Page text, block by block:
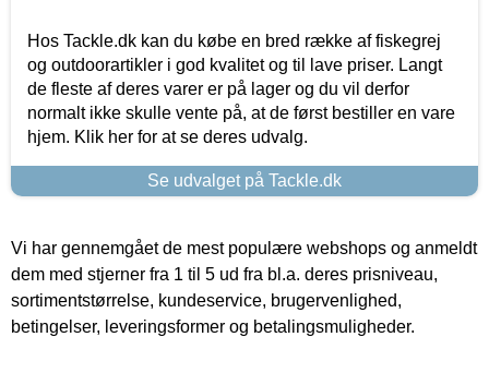
Hos Tackle.dk kan du købe en bred række af fiskegrej
og outdoorartikler i god kvalitet og til lave priser. Langt
de fleste af deres varer er på lager og du vil derfor
normalt ikke skulle vente på, at de først bestiller en vare
hjem. Klik her for at se deres udvalg.
Se udvalget på Tackle.dk
Vi har gennemgået de mest populære webshops og anmeldt
dem med stjerner fra 1 til 5 ud fra bl.a. deres prisniveau,
sortimentstørrelse, kundeservice, brugervenlighed,
betingelser, leveringsformer og betalingsmuligheder.